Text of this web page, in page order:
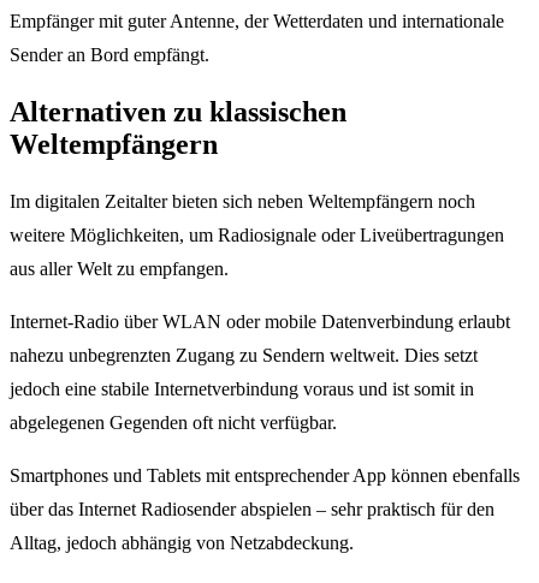
Empfänger mit guter Antenne, der Wetterdaten und internationale
Sender an Bord empfängt.
Alternativen zu klassischen
Weltempfängern
Im digitalen Zeitalter bieten sich neben Weltempfängern noch
weitere Möglichkeiten, um Radiosignale oder Liveübertragungen
aus aller Welt zu empfangen.
Internet-Radio über WLAN oder mobile Datenverbindung erlaubt
nahezu unbegrenzten Zugang zu Sendern weltweit. Dies setzt
jedoch eine stabile Internetverbindung voraus und ist somit in
abgelegenen Gegenden oft nicht verfügbar.
Smartphones und Tablets mit entsprechender App können ebenfalls
über das Internet Radiosender abspielen – sehr praktisch für den
Alltag, jedoch abhängig von Netzabdeckung.